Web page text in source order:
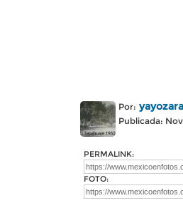
Por:
Publicada:
PERMALINK:
FOTO: